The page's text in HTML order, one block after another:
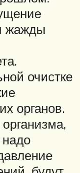
жажды
очистке
органов.